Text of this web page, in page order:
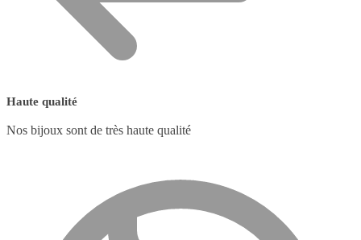
Haute qualité
Nos bijoux sont de très haute qualité